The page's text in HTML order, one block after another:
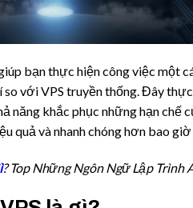
bạn thực hiện công việc một
so với VPS truyền thống. Đây
năng khắc phục những hạn chế
quả và nhanh chóng hơn bao
? Top Những Ngôn Ngữ Lập Trình